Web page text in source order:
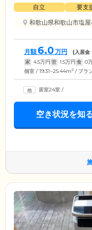
自立 要支
和歌山県和歌山市塩
月額 6.0 万円 (入居金
家 4.5万円 管 1.5万円 食 0
個室 / 19.31~25.44m2 / プラ
居室24室 /
空き状況を知